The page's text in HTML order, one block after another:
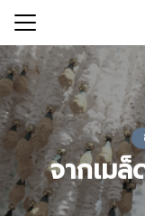
Skip
content
Search
for:
จากเม